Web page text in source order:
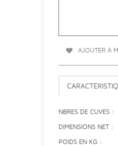
AJOUTER À
NBRES DE CUVES
DIMENSIONS NET
POIDS EN KG